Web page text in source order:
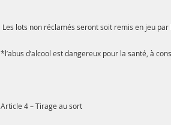
Les lots non réclamés seront soit remis en jeu
*l’abus d’alcool est dangereux pour la santé, à
Article 4 – Tirage au sort